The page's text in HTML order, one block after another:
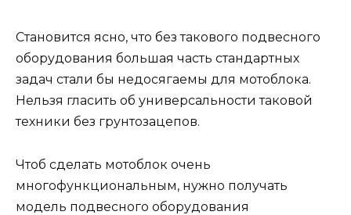
Становится ясно, что без такового подвесного
оборудования большая часть стандартных
задач стали бы недосягаемы для мотоблока.
Нельзя гласить об универсальности таковой
техники без грунтозацепов.
Чтоб сделать мотоблок очень
многофункциональным, нужно получать
модель подвесного оборудования